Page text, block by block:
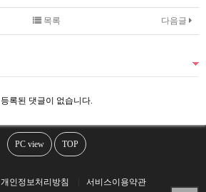
다음글
목록
등록된 댓글이 없습니다.
PC view TOP
개인정보처리방침 서비스이용약관